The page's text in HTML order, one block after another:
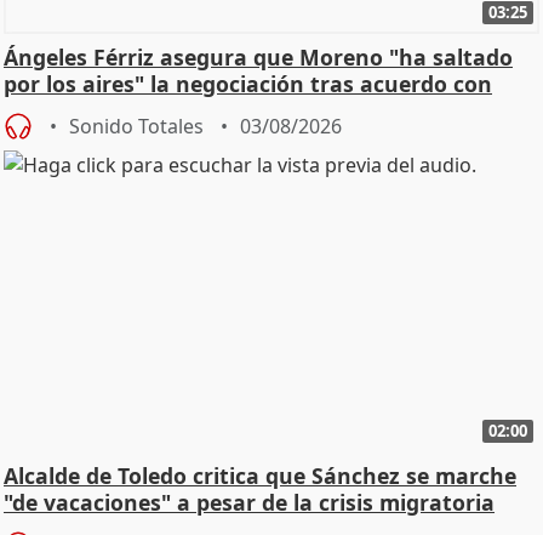
03:25
Ángeles Férriz asegura que Moreno "ha saltado
por los aires" la negociación tras acuerdo con
SMA
Sonido Totales 03/08/2026
02:00
Alcalde de Toledo critica que Sánchez se marche
"de vacaciones" a pesar de la crisis migratoria